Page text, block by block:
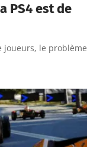
PS4 est de
joueurs, le problème